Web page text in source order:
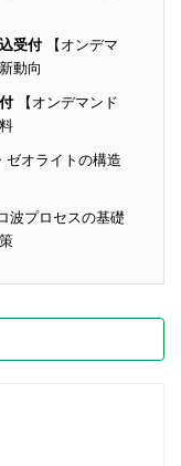
受付【オンデマ
動向
【オンデマンド
オライトの構造
波プロセスの基礎